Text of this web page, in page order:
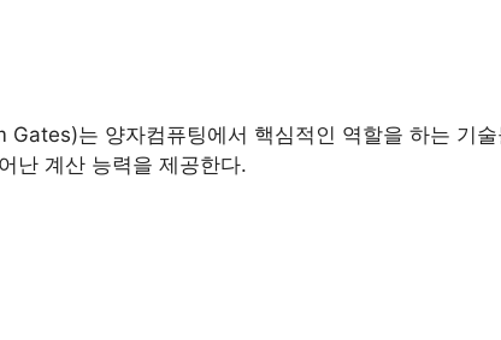
는 양자컴퓨팅에서 핵심적인 역할을 하는 기
난 계산 능력을 제공한다.